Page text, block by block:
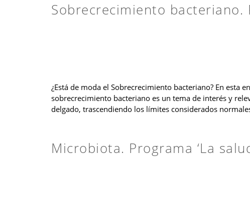
Sobrecrecimiento bacteriano.
¿Está de moda el Sobrecrecimiento bacteriano? En esta
sobrecrecimiento bacteriano es un tema de interés y
delgado, trascendiendo los límites considerados
Microbiota. Programa ‘La